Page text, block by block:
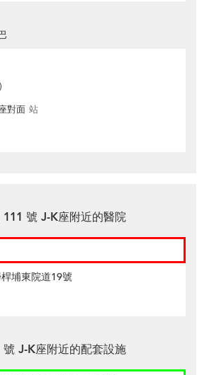
對面 站
號 J-K座附近的醫院
埔東院道19號
J-K座附近的配套設施